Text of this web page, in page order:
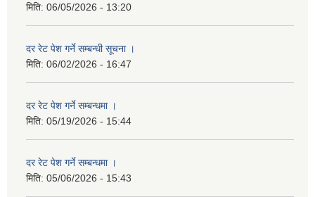
मिति: 06/05/2026 - 13:20
दर रेट पेश गर्ने सम्बन्धी सूचना ।
मिति: 06/02/2026 - 16:47
दर रेट पेश गर्ने सम्बन्धमा ।
मिति: 05/19/2026 - 15:44
दर रेट पेश गर्ने सम्बन्धमा ।
मिति: 05/06/2026 - 15:43